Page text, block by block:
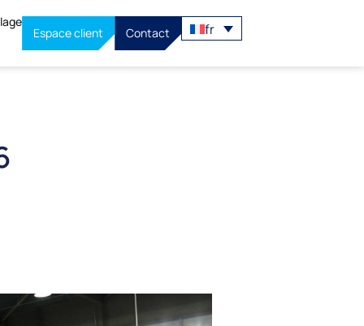
Espace client Contact fr